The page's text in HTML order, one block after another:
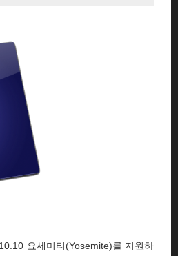
요세미티(Yosemite)를 지원하